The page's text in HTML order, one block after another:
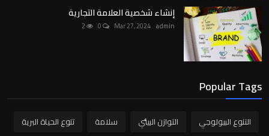
إنشاء شخصية العلامة التجارية
admin
Mar 27, 2024
Popular Tags
التنوع البيولوجي التوازن البيئي سلامة
تنوع الحياة البرية